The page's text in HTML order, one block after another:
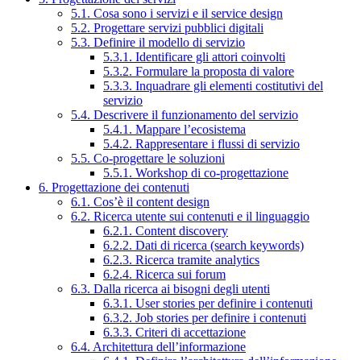
5.1. Cosa sono i servizi e il service design
5.2. Progettare servizi pubblici digitali
5.3. Definire il modello di servizio
5.3.1. Identificare gli attori coinvolti
5.3.2. Formulare la proposta di valore
5.3.3. Inquadrare gli elementi costitutivi del
servizio
5.4. Descrivere il funzionamento del servizio
5.4.1. Mappare l’ecosistema
5.4.2. Rappresentare i flussi di servizio
5.5. Co-progettare le soluzioni
5.5.1. Workshop di co-progettazione
6. Progettazione dei contenuti
6.1. Cos’è il content design
6.2. Ricerca utente sui contenuti e il linguaggio
6.2.1. Content discovery
6.2.2. Dati di ricerca (search keywords)
6.2.3. Ricerca tramite analytics
6.2.4. Ricerca sui forum
6.3. Dalla ricerca ai bisogni degli utenti
6.3.1. User stories per definire i contenuti
6.3.2. Job stories per definire i contenuti
6.3.3. Criteri di accettazione
6.4. Architettura dell’informazione